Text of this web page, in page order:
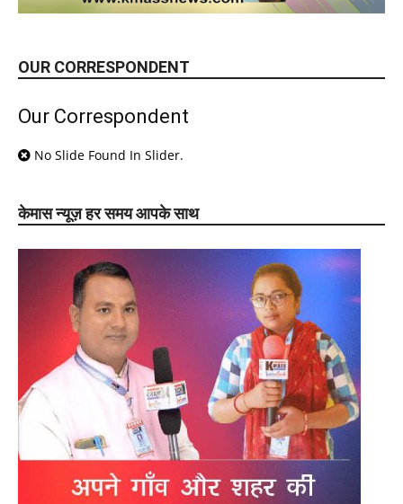
OUR CORRESPONDENT
Our Correspondent
No Slide Found In Slider.
केमास न्यूज़ हर समय आपके साथ